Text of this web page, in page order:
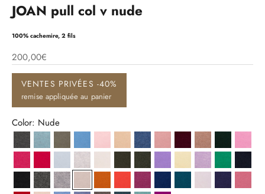
JOAN pull col v nude
100% cachemire, 2 fils
200,00€
VENTES PRIVÉES -40%
remise appliquée au panier
Color: Nude
Anthracite Chiné
Aqua Chiné
ArmyBaby Blue
BallerineBeigeBleu Denim
Bois De Rose
BordeauxCamel Chiné
Cyprès
FraiseFuchsiaGivreGris Perle Chiné
IvoireKaki Kaki Chiné
LavandeLimonadeMauve Chiné
Menthe
Navy
Noir Noir/BlancNuage Chiné
NudeOcreOrangeOrchidéeOutremer
PaonPoudrePurplePétale